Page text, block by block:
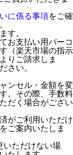
に係る事項をご確
す。
お支払い用バーコ
（楽天市場の指示
りご請求しま
さい。
ンセル・金額を変
。その際、手数料
だく場合がござい
がご利用いただけ
ご案内いたしま
いただけない場